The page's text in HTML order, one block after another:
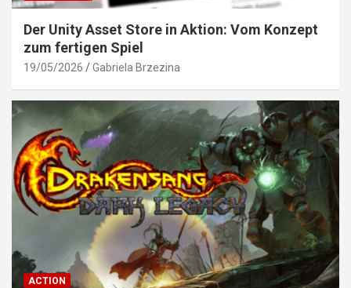
Der Unity Asset Store in Aktion: Vom Konzept
zum fertigen Spiel
19/05/2026 Gabriela Brzezina
ACTION